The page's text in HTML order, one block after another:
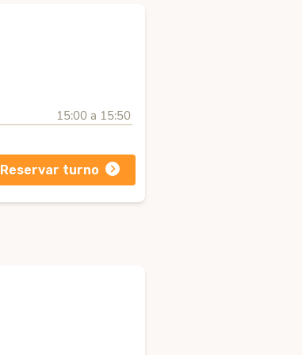
15:00 a 15:50
Reservar turno